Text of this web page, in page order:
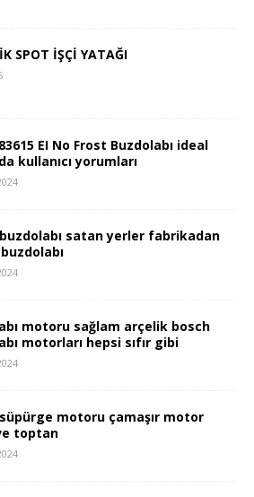
SPOT İŞÇİ YATAĞI
EI No Frost Buzdolabı ideal
kullanıcı yorumları
satan yerler fabrikadan
motoru sağlam arçelik bosch
motorları hepsi sıfır gibi
süpürge motoru çamaşır motor
toptan